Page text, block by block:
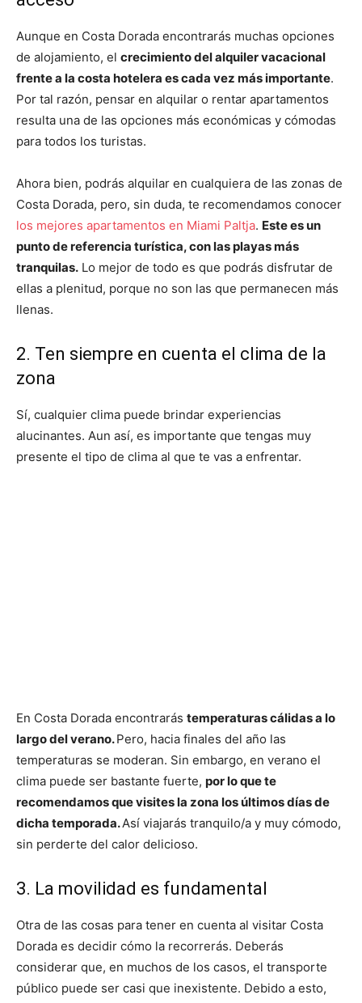
Aunque en Costa Dorada encontrarás muchas opciones
de alojamiento, el crecimiento del alquiler vacacional
frente a la costa hotelera es cada vez más importante.
Por tal razón, pensar en alquilar o rentar apartamentos
resulta una de las opciones más económicas y cómodas
para todos los turistas.
Ahora bien, podrás alquilar en cualquiera de las zonas de
Costa Dorada, pero, sin duda, te recomendamos conocer
los mejores apartamentos en Miami Paltja. Este es un
punto de referencia turística, con las playas más
tranquilas. Lo mejor de todo es que podrás disfrutar de
ellas a plenitud, porque no son las que permanecen más
llenas.
2. Ten siempre en cuenta el clima de la
zona
Sí, cualquier clima puede brindar experiencias
alucinantes. Aun así, es importante que tengas muy
presente el tipo de clima al que te vas a enfrentar.
En Costa Dorada encontrarás temperaturas cálidas a lo
largo del verano.Pero, hacia finales del año las
temperaturas se moderan. Sin embargo, en verano el
clima puede ser bastante fuerte, por lo que te
recomendamos que visites la zona los últimos días de
dicha temporada.Así viajarás tranquilo/a y muy cómodo,
sin perderte del calor delicioso.
3. La movilidad es fundamental
Otra de las cosas para tener en cuenta al visitar Costa
Dorada es decidir cómo la recorrerás. Deberás
considerar que, en muchos de los casos, el transporte
público puede ser casi que inexistente. Debido a esto,